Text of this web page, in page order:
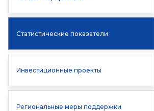
Статистические показатели
Инвестиционные проекты
Региональные меры поддержки